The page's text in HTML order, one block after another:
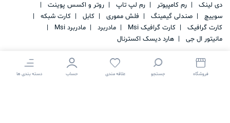
دی لینک
رم کامپیوتر رم لپ تاپ
روتر و اکسس پوینت
سوییچ
صندلی گیمینگ فلش مموری کابل
کارت شبکه
کارت گرافیک
کارت گرافیک Msi مادربرد
مادربرد Msi
مانیتور ال جی
هارد دیسک اکسترنال
فروشگاه جستجو علاقه مندی حساب دسته بندی ها